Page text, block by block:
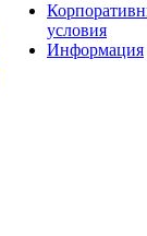
условия
Информация